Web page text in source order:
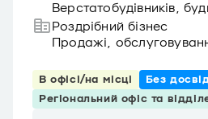
Верстатобудівників,
Роздрібний бізнес
Продажі,
В офісі/на місці
Без
Регіональний офіс та